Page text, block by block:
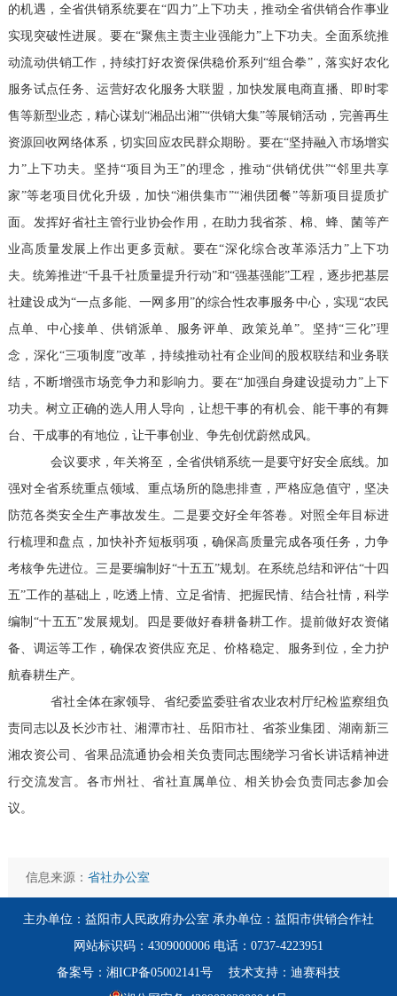
的机遇，全省供销系统要在“四力”上下功夫，推动全省供销合作事业
实现突破性进展。要在“聚焦主责主业强能力”上下功夫。全面系统推
动流动供销工作，持续打好农资保供稳价系列“组合拳”，落实好农化
服务试点任务、运营好农化服务大联盟，加快发展电商直播、即时零
售等新型业态，精心谋划“湘品出湘”“供销大集”等展销活动，完善再生
资源回收网络体系，切实回应农民群众期盼。要在“坚持融入市场增实
力”上下功夫。坚持“项目为王”的理念，推动“供销优供”“邻里共享
家”等老项目优化升级，加快“湘供集市”“湘供团餐”等新项目提质扩
面。发挥好省社主管行业协会作用，在助力我省茶、棉、蜂、菌等产
业高质量发展上作出更多贡献。要在“深化综合改革添活力”上下功
夫。统筹推进“千县千社质量提升行动”和“强基强能”工程，逐步把基层
社建设成为“一点多能、一网多用”的综合性农事服务中心，实现“农民
点单、中心接单、供销派单、服务评单、政策兑单”。坚持“三化”理
念，深化“三项制度”改革，持续推动社有企业间的股权联结和业务联
结，不断增强市场竞争力和影响力。要在“加强自身建设提动力”上下
功夫。树立正确的选人用人导向，让想干事的有机会、能干事的有舞
台、干成事的有地位，让干事创业、争先创优蔚然成风。
会议要求，年关将至，全省供销系统一是要守好安全底线。加
强对全省系统重点领域、重点场所的隐患排查，严格应急值守，坚决
防范各类安全生产事故发生。二是要交好全年答卷。对照全年目标进
行梳理和盘点，加快补齐短板弱项，确保高质量完成各项任务，力争
考核争先进位。三是要编制好“十五五”规划。在系统总结和评估“十四
五”工作的基础上，吃透上情、立足省情、把握民情、结合社情，科学
编制“十五五”发展规划。四是要做好春耕备耕工作。提前做好农资储
备、调运等工作，确保农资供应充足、价格稳定、服务到位，全力护
航春耕生产。
省社全体在家领导、省纪委监委驻省农业农村厅纪检监察组负
责同志以及长沙市社、湘潭市社、岳阳市社、省茶业集团、湖南新三
湘农资公司、省果品流通协会相关负责同志围绕学习省长讲话精神进
行交流发言。各市州社、省社直属单位、相关协会负责同志参加会
议。
信息来源： 省社办公室
主办单位：益阳市人民政府办公室 承办单位：益阳市供销合作社
网站标识码：4309000006 电话：0737-4223951
备案号：湘ICP备05002141号 技术支持：迪赛科技